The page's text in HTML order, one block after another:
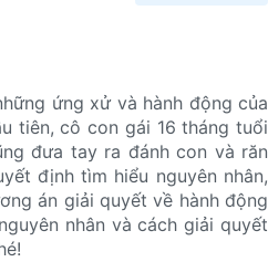
ứng xử và hành động của
tiên, cô con gái 16 tháng tuổi
đưa tay ra đánh con và răn
định tìm hiểu nguyên nhân,
án giải quyết về hành động
nhân và cách giải quyết